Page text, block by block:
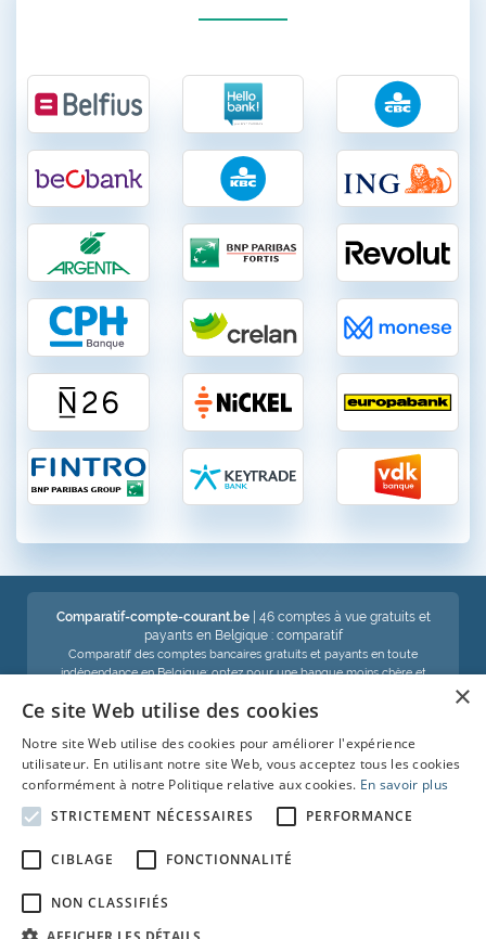
Comparatif-compte-courant.be| 46 comptes à vue gratuits et
payants en Belgique : comparatif
Comparatif des comptes bancaires gratuits et payants en toute
indépendance en Belgique: optez pour une banque moins chère et
Voir aussi :
×
Ce site Web utilise des cookies
Notre site Web utilise des cookies pour améliorer l'expérience
utilisateur. En utilisant notre site Web, vous acceptez tous les cookies
conformément à notre Politique relative aux cookies. En savoir plus
STRICTEMENT NÉCESSAIRES
PERFORMANCE
CIBLAGE FONCTIONNALITÉ
NON CLASSIFIÉS